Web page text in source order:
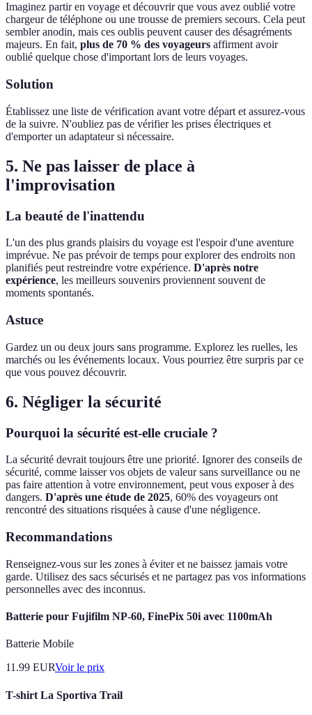
Imaginez partir en voyage et découvrir que vous avez oublié votre
chargeur de téléphone ou une trousse de premiers secours. Cela peut
sembler anodin, mais ces oublis peuvent causer des désagréments
majeurs. En fait, plus de 70 % des voyageurs affirment avoir
oublié quelque chose d'important lors de leurs voyages.
Solution
Établissez une liste de vérification avant votre départ et assurez-vous
de la suivre. N'oubliez pas de vérifier les prises électriques et
d'emporter un adaptateur si nécessaire.
5. Ne pas laisser de place à
l'improvisation
La beauté de l'inattendu
L'un des plus grands plaisirs du voyage est l'espoir d'une aventure
imprévue. Ne pas prévoir de temps pour explorer des endroits non
planifiés peut restreindre votre expérience. D'après notre
expérience, les meilleurs souvenirs proviennent souvent de
moments spontanés.
Astuce
Gardez un ou deux jours sans programme. Explorez les ruelles, les
marchés ou les événements locaux. Vous pourriez être surpris par ce
que vous pouvez découvrir.
6. Négliger la sécurité
Pourquoi la sécurité est-elle cruciale ?
La sécurité devrait toujours être une priorité. Ignorer des conseils de
sécurité, comme laisser vos objets de valeur sans surveillance ou ne
pas faire attention à votre environnement, peut vous exposer à des
dangers. D'après une étude de 2025, 60% des voyageurs ont
rencontré des situations risquées à cause d'une négligence.
Recommandations
Renseignez-vous sur les zones à éviter et ne baissez jamais votre
garde. Utilisez des sacs sécurisés et ne partagez pas vos informations
personnelles avec des inconnus.
Batterie pour Fujifilm NP-60, FinePix 50i avec 1100mAh
Batterie Mobile
11.99 EURVoir le prix
T-shirt La Sportiva Trail